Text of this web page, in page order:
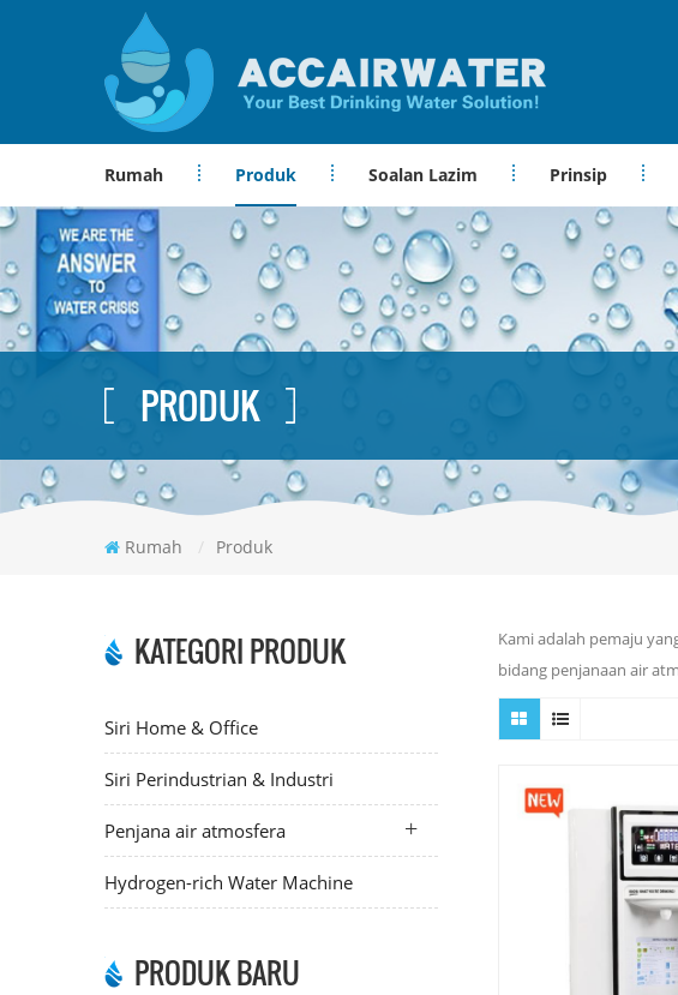
Rumah Produk Soalan Lazim Prinsip
PRODUK
Rumah / Produk
KATEGORI PRODUK
Siri Home & Office
Siri Perindustrian & Industri
Penjana air atmosfera
Hydrogen-rich Water Machine
PRODUK BARU
Kami adalah pemaju
bidang penjanaan air